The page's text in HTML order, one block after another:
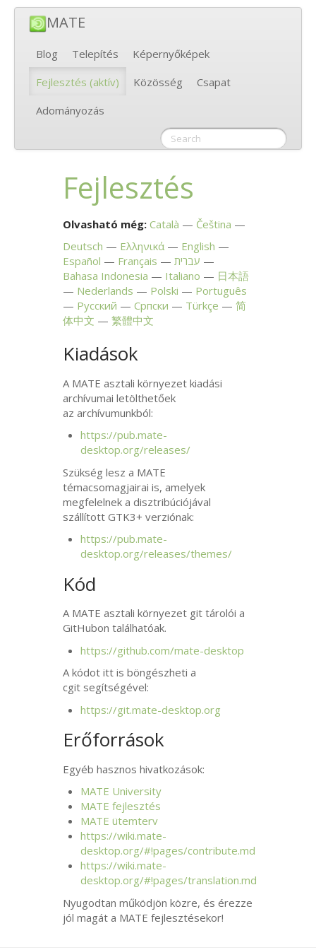
MATE
Blog Telepítés
Képernyőképek
Fejlesztés (aktív) Közösség
Csapat
Adományozás
Fejlesztés
Olvasható még: Català
Čeština
Deutsch
Ελληνικά
English
Español
Français
עברית
Bahasa Indonesia
Italiano
日本語
Nederlands
Polski
Português
Русский
Српски Türkçe
简
体中文
繁體中文
Kiadások
A MATE asztali környezet kiadási
archívumai letölthetőek
az archívumunkból:
https://pub.mate-
desktop.org/releases/
Szükség lesz a MATE
témacsomagjairai is, amelyek
megfelelnek a disztribúciójával
szállítottGTK3+ verziónak:
https://pub.mate-
desktop.org/releases/themes/
Kód
A MATE asztali környezet git tárolói a
GitHubon találhatóak.
https://github.com/mate-desktop
A kódot itt is böngészheti a
cgit segítségével:
https://git.mate-desktop.org
Erőforrások
Egyéb hasznos hivatkozások:
MATE University
MATE fejlesztés
MATE ütemterv
https://wiki.mate-
desktop.org/#!pages/contribute.md
https://wiki.mate-
desktop.org/#!pages/translation.md
Nyugodtan működjön közre, és érezze
jól magát a MATE fejlesztésekor!